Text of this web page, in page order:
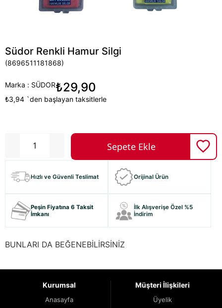
Südor Renkli Hamur Silgi
(8696511181868)
Marka : SÜDOR₺29,90
₺3,94 `den başlayan taksitlerle
Hızlı ve Güvenli Teslimat Orijinal Ürün
Peşin Fiyatına 6 Taksit
İmkanı
İlk Alışverişe Özel %5
İndirim
BUNLARI DA BEĞENEBİLİRSİNİZ
Kurumsal
Anasayfa
Müşteri İlişkileri
Üyelik